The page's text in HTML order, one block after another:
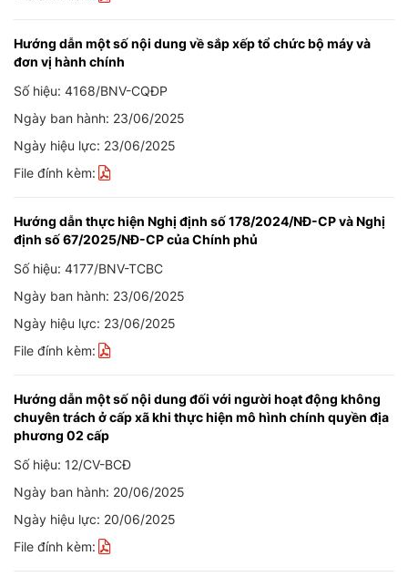
Hướng dẫn một số nội dung về sắp xếp tổ chức bộ máy và
đơn vị hành chính
Số hiệu: 4168/BNV-CQĐP
Ngày ban hành: 23/06/2025
Ngày hiệu lực: 23/06/2025
File đính kèm:
Hướng dẫn thực hiện Nghị định số 178/2024/NĐ-CP và Nghị
định số 67/2025/NĐ-CP của Chính phủ
Số hiệu: 4177/BNV-TCBC
Ngày ban hành: 23/06/2025
Ngày hiệu lực: 23/06/2025
File đính kèm:
Hướng dẫn một số nội dung đối với người hoạt động không
chuyên trách ở cấp xã khi thực hiện mô hình chính quyền địa
phương 02 cấp
Số hiệu: 12/CV-BCĐ
Ngày ban hành: 20/06/2025
Ngày hiệu lực: 20/06/2025
File đính kèm: